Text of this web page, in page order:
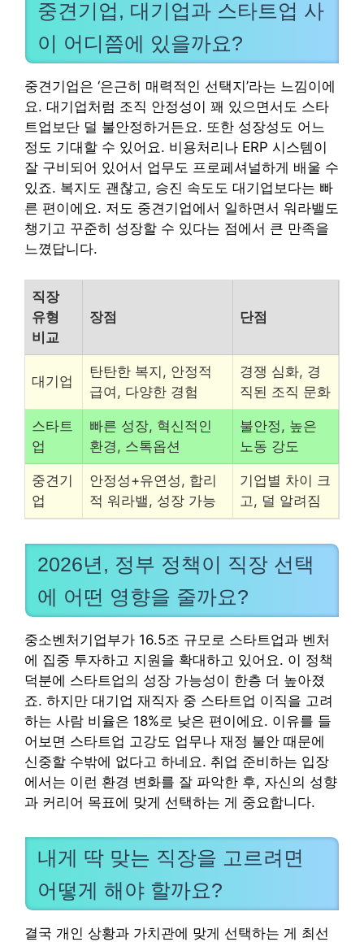
중견기업, 대기업과 스타트업 사
이 어디쯤에 있을까요?
중견기업은 ‘은근히 매력적인 선택지’라는 느낌이에
요. 대기업처럼 조직 안정성이 꽤 있으면서도 스타
트업보단 덜 불안정하거든요. 또한 성장성도 어느
정도 기대할 수 있어요. 비용처리나 ERP 시스템이
잘 구비되어 있어서 업무도 프로페셔널하게 배울 수
있죠. 복지도 괜찮고, 승진 속도도 대기업보다는 빠
른 편이에요. 저도 중견기업에서 일하면서 워라밸도
챙기고 꾸준히 성장할 수 있다는 점에서 큰 만족을
느꼈답니다.
직장
유형
비교
장점 단점
대기업
탄탄한 복지, 안정적
급여, 다양한 경험
경쟁 심화, 경
직된 조직 문화
스타트
업
빠른 성장, 혁신적인
환경, 스톡옵션
불안정, 높은
노동 강도
중견기
업
안정성+유연성, 합리
적 워라밸, 성장 가능
기업별 차이 크
고, 덜 알려짐
2026년, 정부 정책이 직장 선택
에 어떤 영향을 줄까요?
중소벤처기업부가 16.5조 규모로 스타트업과 벤처
에 집중 투자하고 지원을 확대하고 있어요. 이 정책
덕분에 스타트업의 성장 가능성이 한층 더 높아졌
죠. 하지만 대기업 재직자 중 스타트업 이직을 고려
하는 사람 비율은 18%로 낮은 편이에요. 이유를 들
어보면 스타트업 고강도 업무나 재정 불안 때문에
신중할 수밖에 없다고 하네요. 취업 준비하는 입장
에서는 이런 환경 변화를 잘 파악한 후, 자신의 성향
과 커리어 목표에 맞게 선택하는 게 중요합니다.
내게 딱 맞는 직장을 고르려면
어떻게 해야 할까요?
결국 개인 상황과 가치관에 맞게 선택하는 게 최선